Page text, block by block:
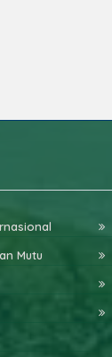
Mutu